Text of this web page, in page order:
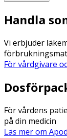
Handla
Vi erbjuder
För vårdgivare
För vårdens
på din medicin
Läs mer om